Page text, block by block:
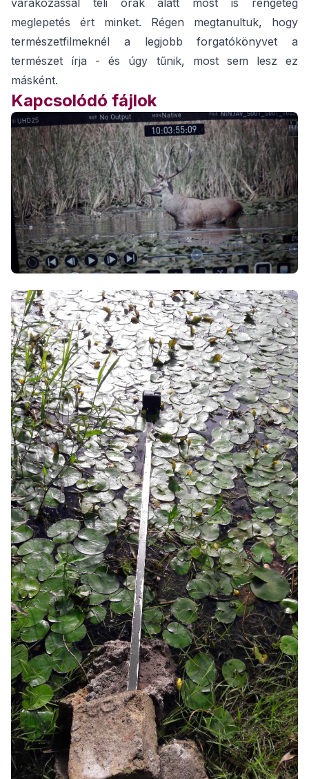
várakozással teli órák alatt most is rengeteg
meglepetés ért minket. Régen megtanultuk, hogy
természetfilmeknél a legjobb forgatókönyvet a
természet írja - és úgy tűnik, most sem lesz ez
másként.
Kapcsolódó fájlok